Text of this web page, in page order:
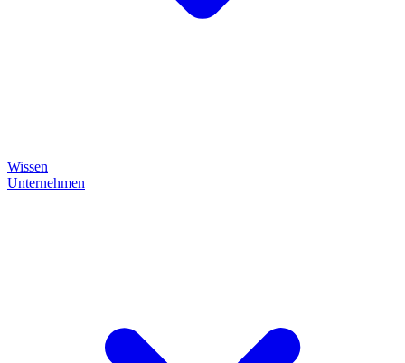
Wissen
Unternehmen